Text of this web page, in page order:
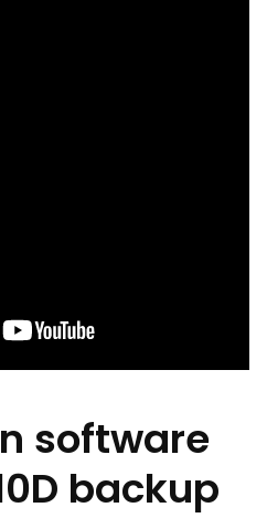
software
backup